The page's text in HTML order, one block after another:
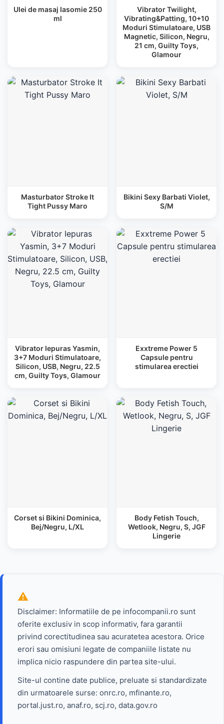
Ulei de masaj Iasomie 250
ml
Vibrator Twilight,
Vibrating&Patting, 10+10
Moduri Stimulatoare, USB
Magnetic, Silicon, Negru,
21 cm, Guilty Toys,
Glamour
Masturbator Stroke It
Tight Pussy Maro
Bikini Sexy Barbati Violet,
S/M
Vibrator Iepuras Yasmin,
3+7 Moduri Stimulatoare,
Silicon, USB, Negru, 22.5
cm, Guilty Toys, Glamour
Exxtreme Power 5
Capsule pentru
stimularea erectiei
Corset si Bikini Dominica,
Bej/Negru, L/XL
Body Fetish Touch,
Wetlook, Negru, S, JGF
Lingerie
Disclaimer: Informatiile de pe infocompanii.ro sunt
oferite exclusiv in scop informativ, fara garantii
privind corectitudinea sau acuratetea acestora. Orice
erori sau omisiuni legate de companiile listate nu
implica nicio raspundere din partea site-ului.
Site-ul contine date publice, preluate si standardizate
din urmatoarele surse: onrc.ro, mfinante.ro,
portal.just.ro, anaf.ro, scj.ro, data.gov.ro